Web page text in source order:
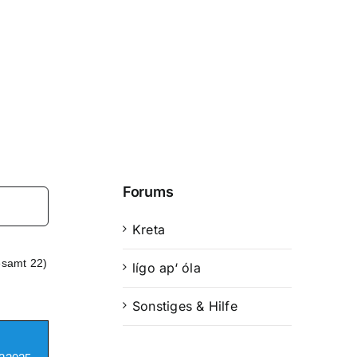
22)
Forums
Kreta
lígo ap‘ óla
Sonstiges & Hilfe